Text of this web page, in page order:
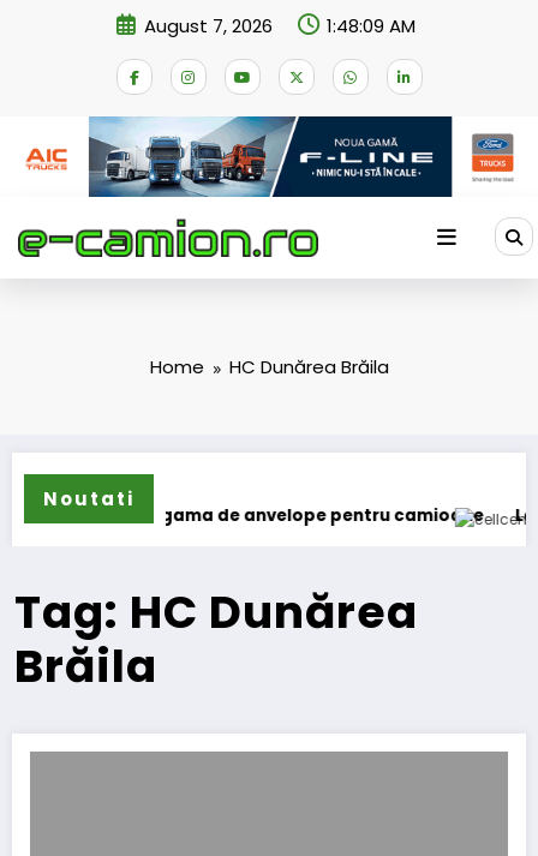
August 7, 2026 1:48:09 AM
Home HC Dunărea Brăila
Noutati
își extinde gama de anvelope pentru camioane Lars
Tag: HC Dunărea
Brăila